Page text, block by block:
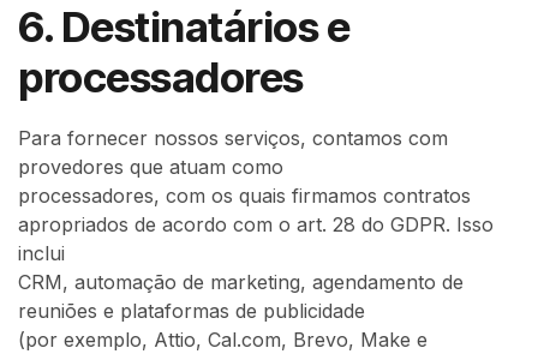
6. Destinatários e
processadores
Para fornecer nossos serviços, contamos com
provedores que atuam como
processadores, com os quais firmamos contratos
apropriados de acordo com o art. 28 do GDPR. Isso
inclui
CRM, automação de marketing, agendamento de
reuniões e plataformas de publicidade
(por exemplo, Attio, Cal.com, Brevo, Make e